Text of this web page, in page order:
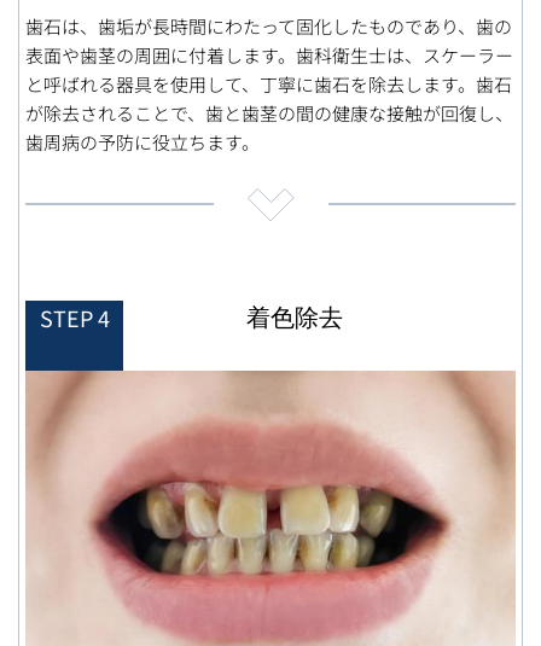
歯石は、歯垢が長時間にわたって固化したものであり、歯の
表面や歯茎の周囲に付着します。歯科衛生士は、スケーラー
と呼ばれる器具を使用して、丁寧に歯石を除去します。歯石
が除去されることで、歯と歯茎の間の健康な接触が回復し、
歯周病の予防に役立ちます。
STEP 4 着色除去